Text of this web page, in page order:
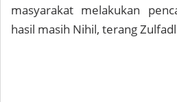
masyarakat melakukan
hasil masih Nihil, terang